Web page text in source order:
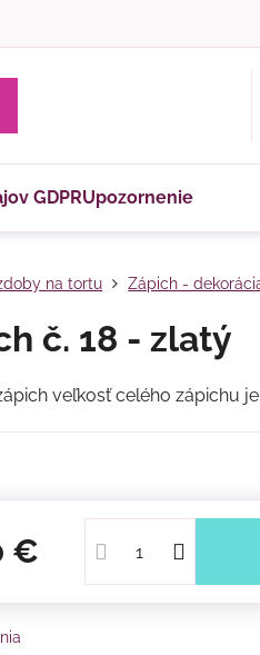
GDPRUpozornenie
na tortu Zápich -
č. 18 - zlatý
veľkosť celého zápichu je
€